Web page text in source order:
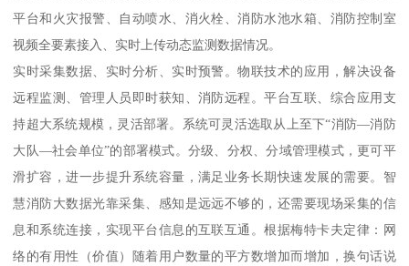
平台和火灾报警、自动喷水、消火栓、消防水池水箱、消防控制室
视频全要素接入、实时上传动态监测数据情况。
实时采集数据、实时分析、实时预警。物联技术的应用，解决设备
远程监测、管理人员即时获知、消防远程。平台互联、综合应用支
持超大系统规模，灵活部署。系统可灵活选取从上至下“消防—消防
大队—社会单位”的部署模式。分级、分权、分域管理模式，更可平
滑扩容，进一步提升系统容量，满足业务长期快速发展的需要。智
慧消防大数据光靠采集、感知是远远不够的，还需要现场采集的信
息和系统连接，实现平台信息的互联互通。根据梅特卡夫定律：网
络的有用性（价值）随着用户数量的平方数增加而增加，换句话说